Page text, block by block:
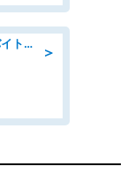
＞
ホールスタッフ/「未経験者さん&バイトデビューも大歓迎」残業ほぼなし×1日3時間〜勤務OK!フォロー体制も充実/広島県/広島市南区